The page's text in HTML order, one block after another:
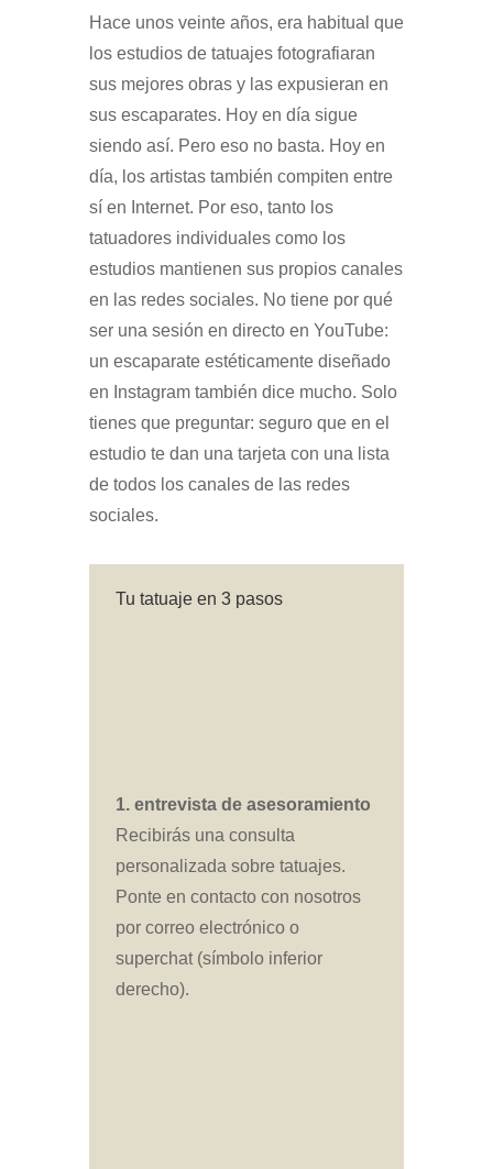
Hace unos veinte años, era habitual que
los estudios de tatuajes fotografiaran
sus mejores obras y las expusieran en
sus escaparates. Hoy en día sigue
siendo así. Pero eso no basta. Hoy en
día, los artistas también compiten entre
sí en Internet. Por eso, tanto los
tatuadores individuales como los
estudios mantienen sus propios canales
en las redes sociales. No tiene por qué
ser una sesión en directo en YouTube:
un escaparate estéticamente diseñado
en Instagram también dice mucho. Solo
tienes que preguntar: seguro que en el
estudio te dan una tarjeta con una lista
de todos los canales de las redes
sociales.
Tu tatuaje en 3 pasos
1. entrevista de asesoramiento
Recibirás una consulta
personalizada sobre tatuajes.
Ponte en contacto con nosotros
por correo electrónico o
superchat (símbolo inferior
derecho).